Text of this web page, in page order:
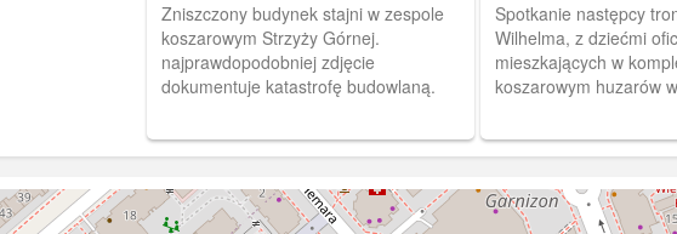
Zniszczony budynek stajni w zespole
koszarowym Strzyży Górnej.
najprawdopodobniej zdjęcie
dokumentuje katastrofę budowlaną.
Spotkanie następcy
Wilhelma, z dziećmi
mieszkających w
koszarowym huzarów